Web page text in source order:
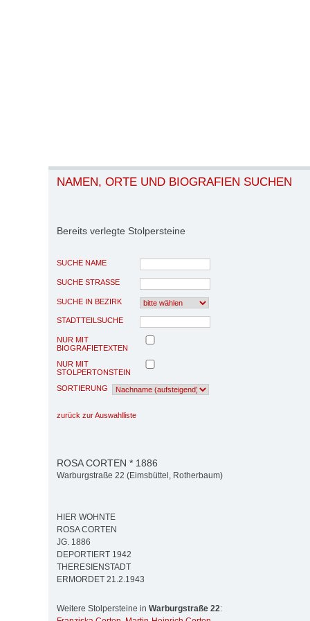
NAMEN, ORTE UND BIOGRAFIEN SUCHEN
Bereits verlegte Stolpersteine
SUCHE NAME
SUCHE STRASSE
SUCHE IN BEZIRK
STADTTEILSUCHE
NUR MIT
BIOGRAFIETEXTEN
NUR MIT
STOLPERTONSTEIN
SORTIERUNG
zurück zur Auswahlliste
ROSA CORTEN * 1886
Warburgstraße 22 (Eimsbüttel, Rotherbaum)
HIER WOHNTE
ROSA CORTEN
JG. 1886
DEPORTIERT 1942
THERESIENSTADT
ERMORDET 21.2.1943
Weitere Stolpersteine in Warburgstraße 22: